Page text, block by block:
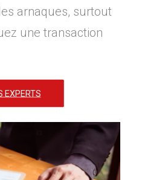
arnaques, surtout
une transaction
EXPERTS